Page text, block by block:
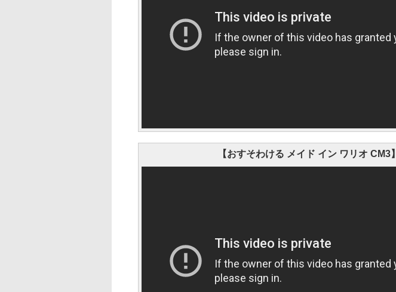
【おすそわける メイド イン ワリオ CM3】